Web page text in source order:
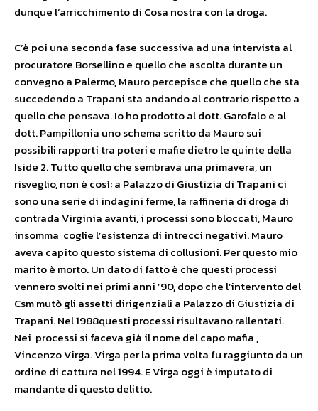
dunque l’arricchimento di Cosa nostra con la droga.
C’è poi una seconda fase successiva ad una intervista al
procuratore Borsellino e quello che ascolta durante un
convegno a Palermo, Mauro percepisce che quello che sta
succedendo a Trapani sta andando al contrario rispetto a
quello che pensava. Io ho prodotto al dott. Garofalo e al
dott. Pampillonia uno schema scritto da Mauro sui
possibili rapporti tra poteri e mafie dietro le quinte della
Iside 2. Tutto quello che sembrava una primavera, un
risveglio, non è così: a Palazzo di Giustizia di Trapani ci
sono una serie di indagini ferme, la raffineria di droga di
contrada Virginia avanti, i processi sono bloccati, Mauro
insomma coglie l’esistenza di intrecci negativi. Mauro
aveva capito questo sistema di collusioni. Per questo mio
marito è morto. Un dato di fatto è che questi processi
vennero svolti nei primi anni ’90, dopo che l’intervento del
Csm mutò gli assetti dirigenziali a Palazzo di Giustizia di
Trapani. Nel 1988questi processi risultavano rallentati.
Nei processi si faceva già il nome del capo mafia ,
Vincenzo Virga. Virga per la prima volta fu raggiunto da un
ordine di cattura nel 1994. E Virga oggi è imputato di
mandante di questo delitto.